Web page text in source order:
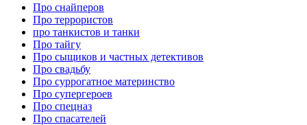
Про снайперов
Про террористов
про танкистов и танки
Про тайгу
Про сыщиков и частных детективов
Про свадьбу
Про суррогатное материнство
Про супергероев
Про спецназ
Про спасателей